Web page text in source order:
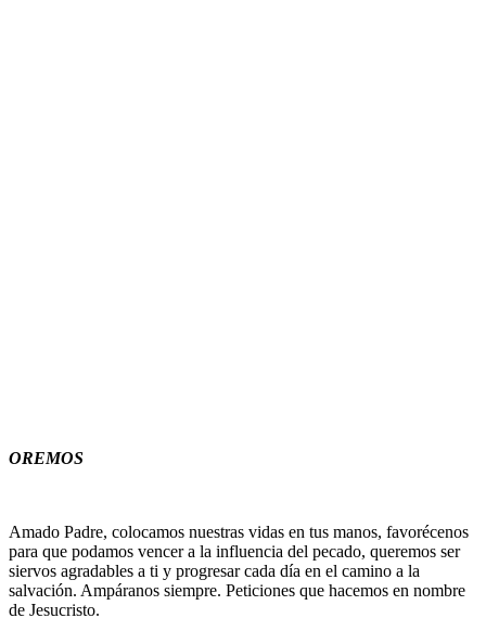
OREMOS
Amado Padre, colocamos nuestras vidas en tus manos, favorécenos
para que podamos vencer a la influencia del pecado, queremos ser
siervos agradables a ti y progresar cada día en el camino a la
salvación. Ampáranos siempre. Peticiones que hacemos en nombre
de Jesucristo.